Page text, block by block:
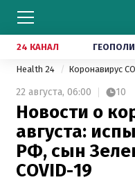
24 КАНАЛ
Health 24 Коронавирус
22 августа, 06:00 10
Новости о
августа:
РФ, сын
COVID-19